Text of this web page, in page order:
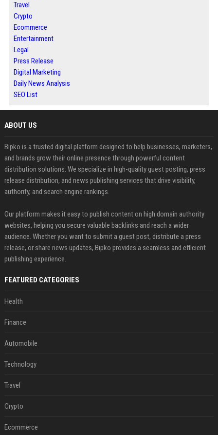
Travel
Crypto
Ecommerce
Entertainment
Legal
Press Release
Digital Marketing
Daily News Analysis
SEO List
ABOUT US
Bipko is a trusted digital platform designed to help businesses, marketers,
and brands grow their online presence through powerful content
distribution solutions. We specialize in high-quality guest posting, press
release distribution, and news publishing services that drive visibility,
authority, and search engine rankings.
Our platform makes it easy to publish content on high domain authority
websites, helping you secure valuable backlinks and reach a wider
audience. Whether you want to submit a guest post, distribute a press
release, or share news updates, Bipko provides a seamless and efficient
publishing experience.
FEATURED CATEGORIES
Health
Finance
Automobile
Technology
Travel
Crypto
Ecommerce